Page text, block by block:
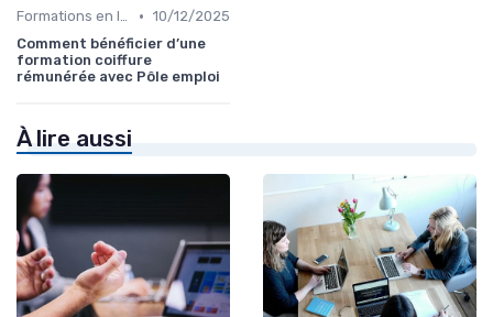
Formations en ligne • 10/12/2025
Comment bénéficier d’une
formation coiffure
rémunérée avec Pôle emploi
À lire aussi